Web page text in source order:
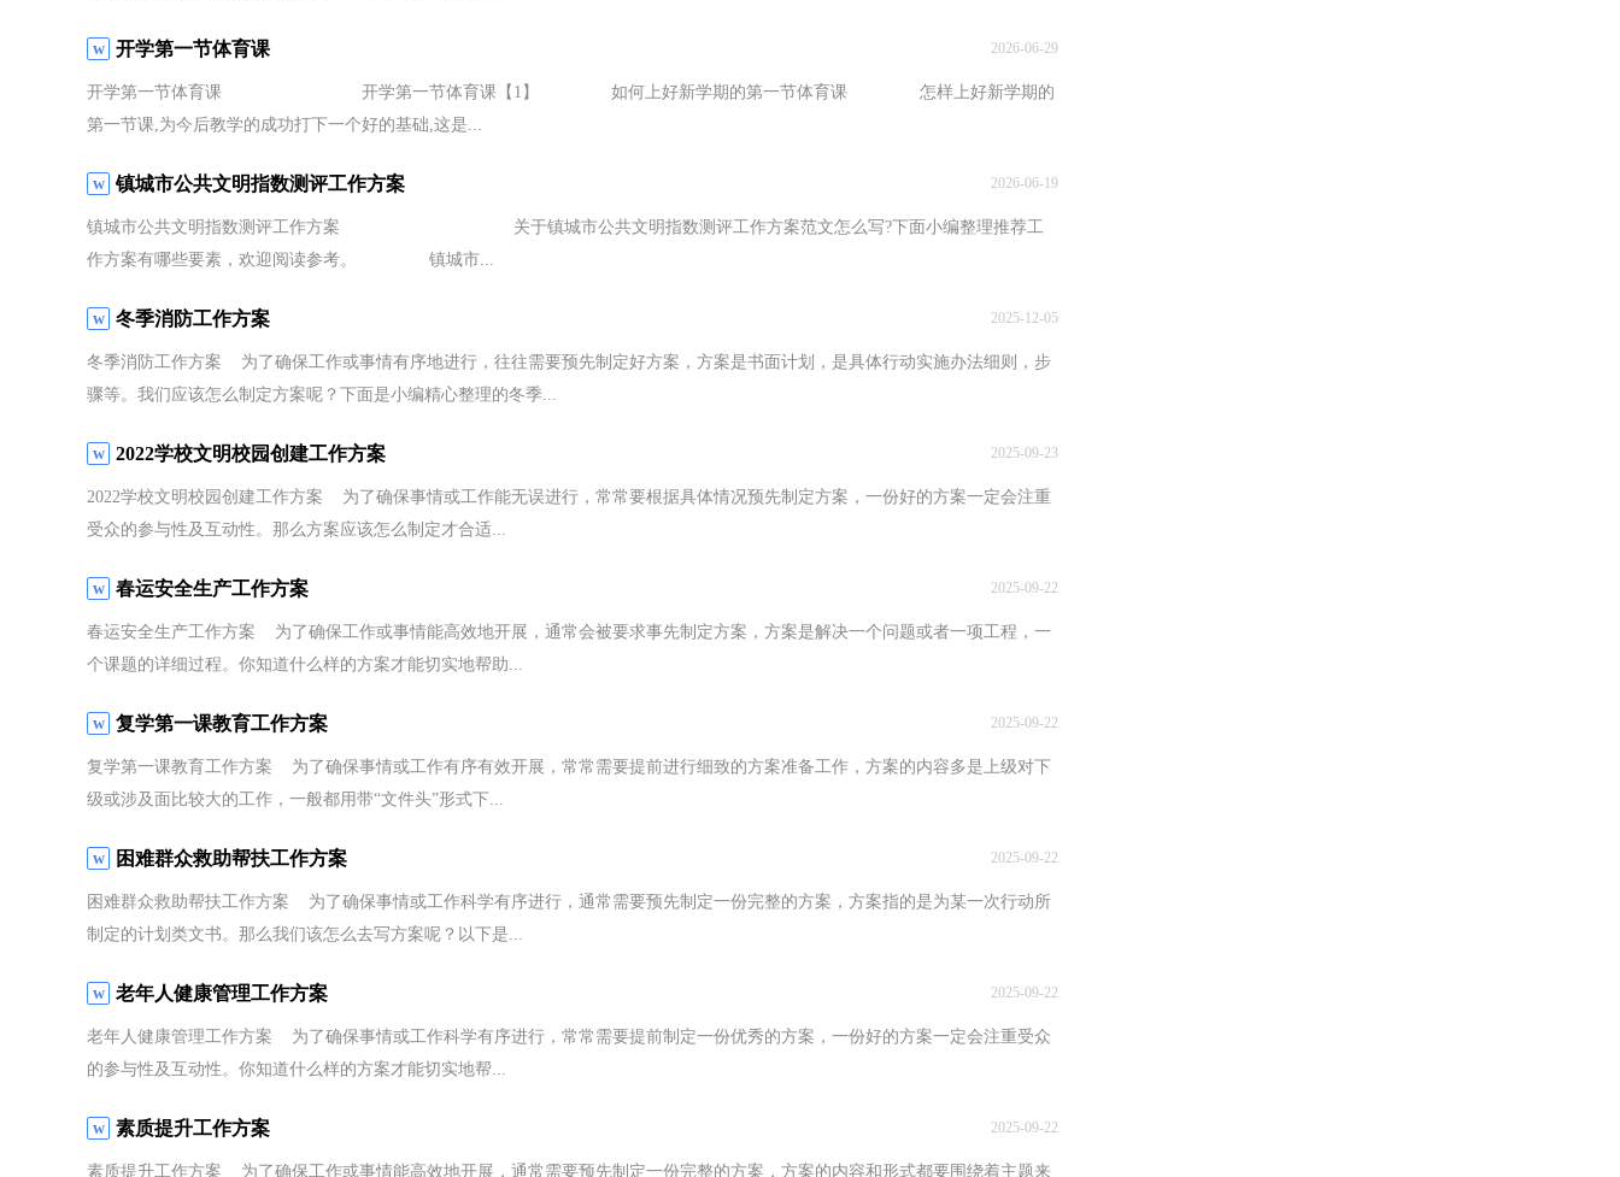
开学第一节体育课
开学第一节体育课 开学第一节体育课【1】 如何上好新学期的第一节体育课 怎样上好新学期的
第一节课,为今后教学的成功打下一个好的基础,这是...
2026-06-29
镇城市公共文明指数测评工作方案
镇城市公共文明指数测评工作方案 关于镇城市公共文明指数测评工作方案范文怎么写?下面小编整理推荐工
作方案有哪些要素，欢迎阅读参考。 镇城市...
2026-06-19
冬季消防工作方案
冬季消防工作方案 为了确保工作或事情有序地进行，往往需要预先制定好方案，方案是书面计划，是具体行动实施办法细则，步
骤等。我们应该怎么制定方案呢？下面是小编精心整理的冬季...
2025-12-05
2022学校文明校园创建工作方案
2022学校文明校园创建工作方案 为了确保事情或工作能无误进行，常常要根据具体情况预先制定方案，一份好的方案一定会注重
受众的参与性及互动性。那么方案应该怎么制定才合适...
2025-09-23
春运安全生产工作方案
春运安全生产工作方案 为了确保工作或事情能高效地开展，通常会被要求事先制定方案，方案是解决一个问题或者一项工程，一
个课题的详细过程。你知道什么样的方案才能切实地帮助...
2025-09-22
复学第一课教育工作方案
复学第一课教育工作方案 为了确保事情或工作有序有效开展，常常需要提前进行细致的方案准备工作，方案的内容多是上级对下
级或涉及面比较大的工作，一般都用带“文件头”形式下...
2025-09-22
困难群众救助帮扶工作方案
困难群众救助帮扶工作方案 为了确保事情或工作科学有序进行，通常需要预先制定一份完整的方案，方案指的是为某一次行动所
制定的计划类文书。那么我们该怎么去写方案呢？以下是...
2025-09-22
老年人健康管理工作方案
老年人健康管理工作方案 为了确保事情或工作科学有序进行，常常需要提前制定一份优秀的方案，一份好的方案一定会注重受众
的参与性及互动性。你知道什么样的方案才能切实地帮...
2025-09-22
素质提升工作方案
素质提升工作方案 为了确保工作或事情能高效地开展，通常需要预先制定一份完整的方案，方案的内容和形式都要围绕着主题来
2025-09-22